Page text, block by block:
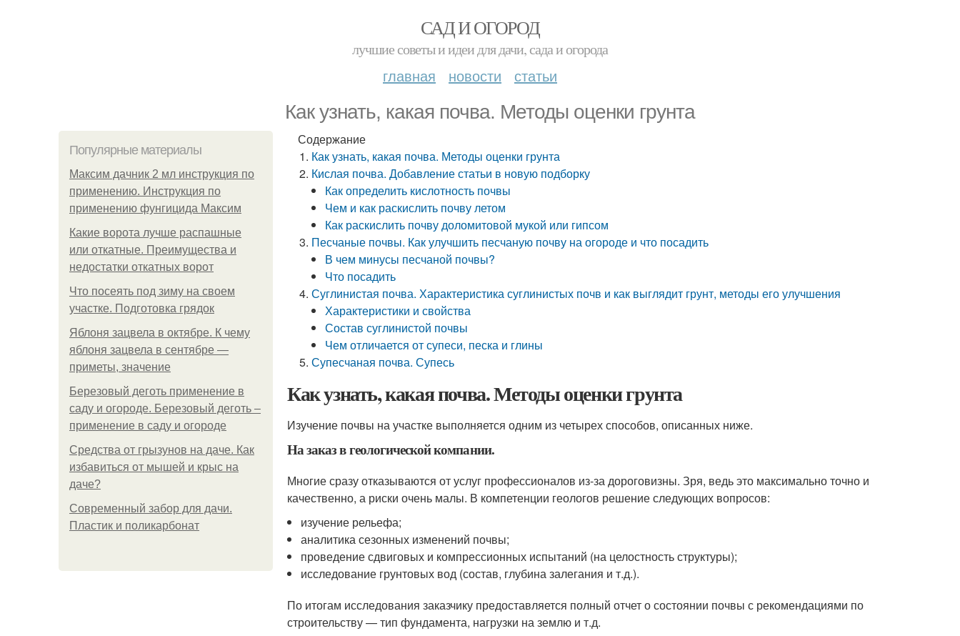
САД И ОГОРОД
лучшие советы и идеи для дачи, сада и огорода
главная новости статьи
Как узнать, какая почва. Методы оценки грунта
Популярные материалы
Максим дачник 2 мл инструкция по
применению. Инструкция по
применению фунгицида Максим
Какие ворота лучше распашные
или откатные. Преимущества и
недостатки откатных ворот
Что посеять под зиму на своем
участке. Подготовка грядок
Яблоня зацвела в октябре. К чему
яблоня зацвела в сентябре —
приметы, значение
Березовый деготь применение в
саду и огороде. Березовый деготь –
применение в саду и огороде
Средства от грызунов на даче. Как
избавиться от мышей и крыс на
даче?
Современный забор для дачи.
Пластик и поликарбонат
Содержание
Как узнать, какая почва. Методы оценки грунта
Кислая почва. Добавление статьи в новую подборку
Как определить кислотность почвы
Чем и как раскислить почву летом
Как раскислить почву доломитовой мукой или гипсом
Песчаные почвы. Как улучшить песчаную почву на огороде и что посадить
В чем минусы песчаной почвы?
Что посадить
Суглинистая почва. Характеристика суглинистых почв и как выглядит грунт, методы его улучшения
Характеристики и свойства
Состав суглинистой почвы
Чем отличается от супеси, песка и глины
Супесчаная почва. Супесь
Как узнать, какая почва. Методы оценки грунта
Изучение почвы на участке выполняется одним из четырех способов, описанных ниже.
На заказ в геологической компании.
Многие сразу отказываются от услуг профессионалов из-за дороговизны. Зря, ведь это максимально точно и
качественно, а риски очень малы. В компетенции геологов решение следующих вопросов:
изучение рельефа;
аналитика сезонных изменений почвы;
проведение сдвиговых и компрессионных испытаний (на целостность структуры);
исследование грунтовых вод (состав, глубина залегания и т.д.).
По итогам исследования заказчику предоставляется полный отчет о состоянии почвы с рекомендациями по
строительству — тип фундамента, нагрузки на землю и т.д.